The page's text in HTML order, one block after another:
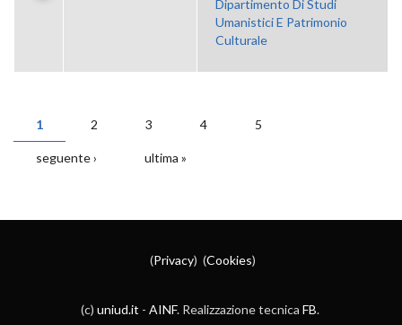
Dipartimento Di Studi
Umanistici E Patrimonio
Culturale
PAGINE
1 2 3 4 5
seguente › ultima »
(Privacy) (Cookies)
(c) uniud.it - AINF. Realizzazione tecnica FB.